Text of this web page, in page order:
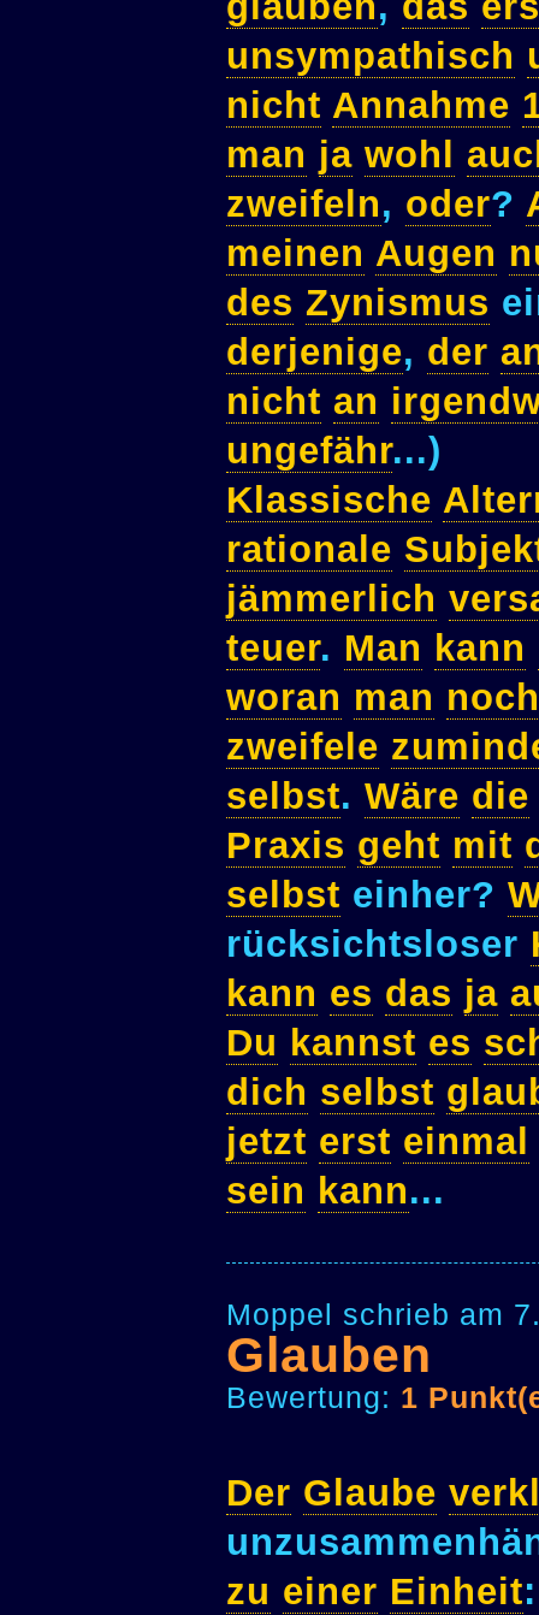
unsympathisch
nicht Annahme
man ja wohl
zweifeln, oder?
meinen Augen
des Zynismus
derjenige, der
nicht an
ungefähr...)
Klassische
rationale
jämmerlich
teuer. Man kann
woran man noch
zweifele
selbst. Wäre die
Praxis geht mit
selbst einher?
rücksichtsloser
kann es das ja
Du kannst es
dich selbst
jetzt erst einmal
sein kann...
Moppel schrieb am
Glauben
Bewertung: 1
Der Glaube
zu einer Einheit